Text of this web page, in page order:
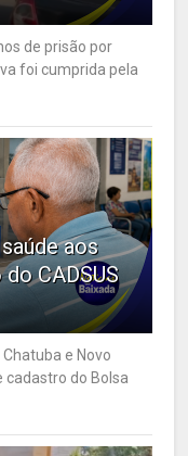
de prisão por
foi cumprida pela
aos
CADSUS
e Novo
cadastro do Bolsa